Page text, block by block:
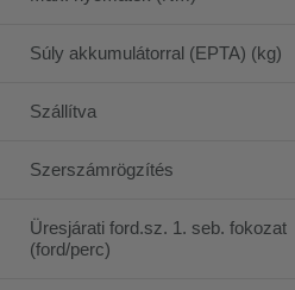
Súly akkumulátorral (EPTA) (kg)
Szállítva
Szerszámrögzítés
Üresjárati ford.sz. 1. seb. fokozat
(ford/perc)